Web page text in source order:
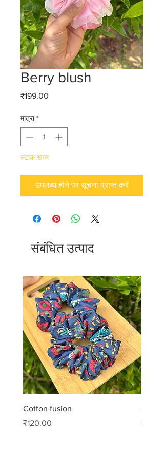
Berry blush
₹199.00
मात्रा *
स्टाक खत्म
उपलब्ध होने पर सूचना प्राप्त करें
संबंधित उत्पाद
Cotton fusion
मूल्य
₹120.00
मूल्य
₹99.00